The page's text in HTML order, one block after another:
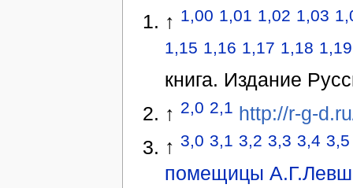
↑ 1,00 1,01 1,02 1,03
1,15 1,16 1,17 1,18 1,19
книга. Издание
↑ 2,0 2,1 http://r-g-
↑3,0 3,1 3,2 3,3 3,4 3,5
помещицы